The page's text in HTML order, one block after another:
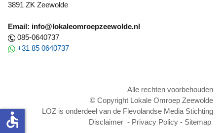
3891 ZK Zeewolde
Email: info@lokaleomroepzeewolde.nl
085-0640737
+31 85 0640737
Alle rechten voorbehouden
© Copyright Lokale Omroep Zeewolde
LOZ is onderdeel van de Flevolandse Media Stichting
Disclaimer - Privacy Policy - Sitemap
accessible